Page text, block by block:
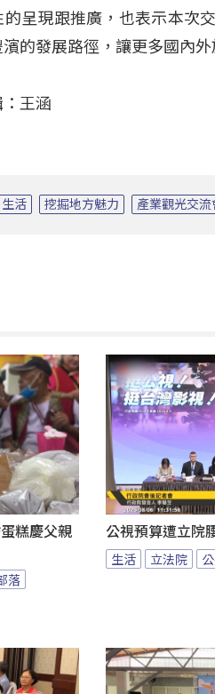
的呈現跟推廣，也表示本次
的發展路徑，讓更多國內
王涵
生活 挖掘地方魅力 產業觀光交流
糕慶父親
落
公視預算遭立院
生活 立法院